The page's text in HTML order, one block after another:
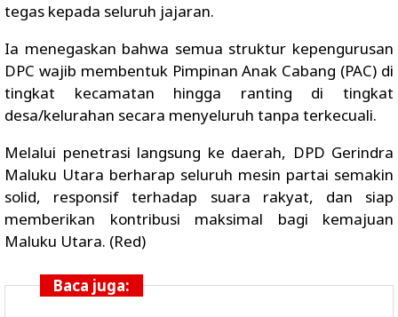
tegas kepada seluruh jajaran.
Ia menegaskan bahwa semua struktur kepengurusan
DPC wajib membentuk Pimpinan Anak Cabang (PAC) di
tingkat kecamatan hingga ranting di tingkat
desa/kelurahan secara menyeluruh tanpa terkecuali.
Melalui penetrasi langsung ke daerah, DPD Gerindra
Maluku Utara berharap seluruh mesin partai semakin
solid, responsif terhadap suara rakyat, dan siap
memberikan kontribusi maksimal bagi kemajuan
Maluku Utara. (Red)
Baca juga: